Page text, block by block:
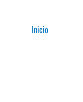
Inicio